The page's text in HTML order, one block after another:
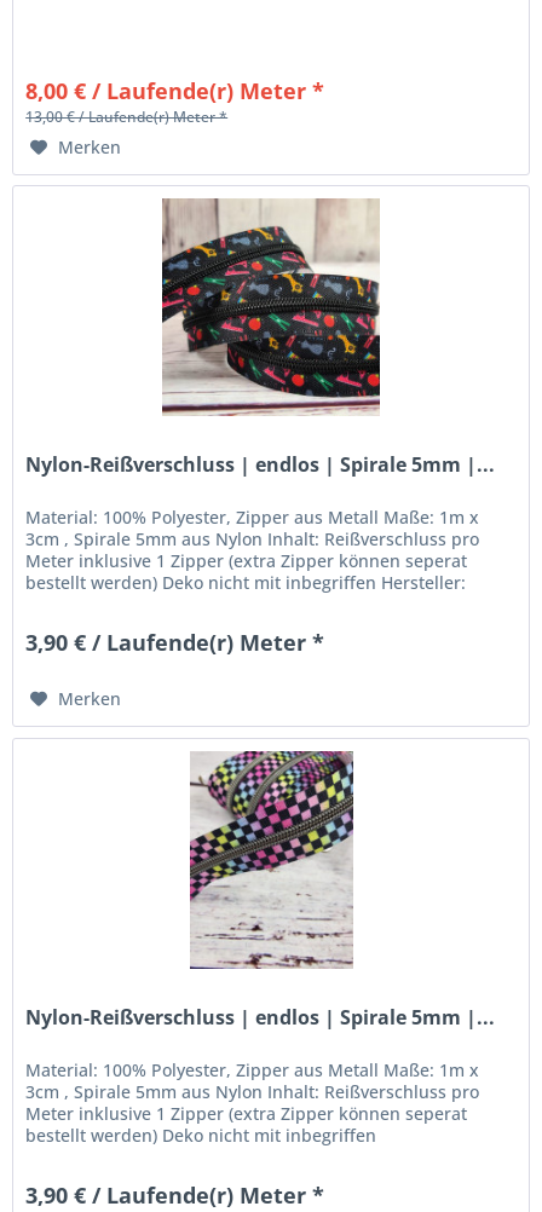
8,00 € / Laufende(r) Meter *
13,00 € / Laufende(r) Meter *
Merken
Nylon-Reißverschluss | endlos | Spirale 5mm |...
Material: 100% Polyester, Zipper aus Metall Maße: 1m x
3cm , Spirale 5mm aus Nylon Inhalt: Reißverschluss pro
Meter inklusive 1 Zipper (extra Zipper können seperat
bestellt werden) Deko nicht mit inbegriffen Hersteller:
3,90 € / Laufende(r) Meter *
Merken
Nylon-Reißverschluss | endlos | Spirale 5mm |...
Material: 100% Polyester, Zipper aus Metall Maße: 1m x
3cm , Spirale 5mm aus Nylon Inhalt: Reißverschluss pro
Meter inklusive 1 Zipper (extra Zipper können seperat
bestellt werden) Deko nicht mit inbegriffen
3,90 € / Laufende(r) Meter *